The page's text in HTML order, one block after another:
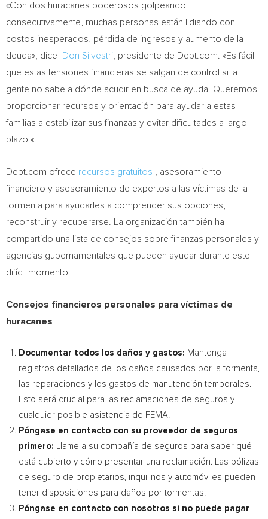
«Con dos huracanes poderosos golpeando
consecutivamente, muchas personas están lidiando con
costos inesperados, pérdida de ingresos y aumento de la
deuda», dice
Don Silvestri , presidente de Debt.com. «Es fácil
que estas tensiones financieras se salgan de control si la
gente no sabe a dónde acudir en busca de ayuda. Queremos
proporcionar recursos y orientación para ayudar a estas
familias a estabilizar sus finanzas y evitar dificultades a largo
plazo «.
Debt.com ofrece recursos gratuitos
, asesoramiento
financiero y asesoramiento de expertos a las víctimas de la
tormenta para ayudarles a comprender sus opciones,
reconstruir y recuperarse. La organización también ha
compartido una lista de consejos sobre finanzas personales y
agencias gubernamentales que pueden ayudar durante este
difícil momento.
Consejos financieros personales para víctimas de
huracanes
Documentar todos los daños y gastos: Mantenga
registros detallados de los daños causados por la tormenta,
las reparaciones y los gastos de manutención temporales.
Esto será crucial para las reclamaciones de seguros y
cualquier posible asistencia de FEMA.
Póngase en contacto con su proveedor de seguros
primero: Llame a su compañía de seguros para saber qué
está cubierto y cómo presentar una reclamación. Las pólizas
de seguro de propietarios, inquilinos y automóviles pueden
tener disposiciones para daños por tormentas.
Póngase en contacto con nosotros si no puede pagar